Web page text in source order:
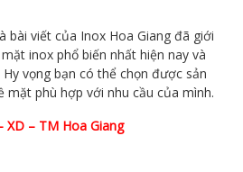
bài viết của Inox Hoa Giang đã giới
inox phổ biến nhất hiện nay và
vọng bạn có thể chọn được sản
mặt phù hợp với nhu cầu của mình.
XD – TM Hoa Giang